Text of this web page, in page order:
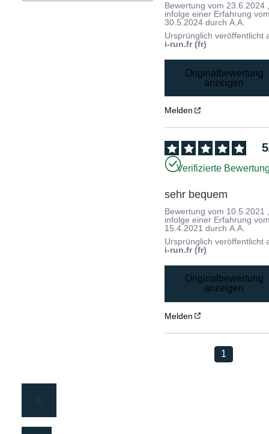
Bewertung vom 23.6.2024
infolge einer Erfahrung
30.5.2024 durchA.A.
Ursprünglich veröffentlicht
i-run.fr (fr)
Originalbewertung
anzeigen
Melden
5
Verifizierte
sehr bequem
Bewertung vom 10.5.2021
infolge einer Erfahrung
15.4.2021 durchA.A.
Ursprünglich veröffentlicht
i-run.fr (fr)
Originalbewertung
anzeigen
Melden
1